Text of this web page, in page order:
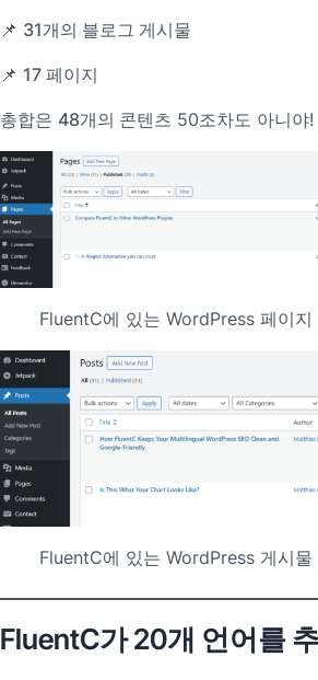
📌 31개의 블로그 게시물
📌 17 페이지
총합은 48개의 콘텐츠 50조차도 아니야!
FluentC에 있는 WordPress 페이지
FluentC에 있는 WordPress 게시물
FluentC가 20개 언어를